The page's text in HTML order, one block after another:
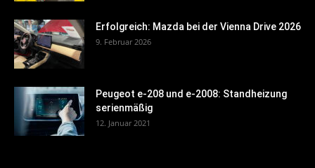
Erfolgreich: Mazda bei der Vienna Drive 2026
9. Februar 2026
Peugeot e-208 und e-2008: Standheizung
serienmäßig
12. Januar 2021